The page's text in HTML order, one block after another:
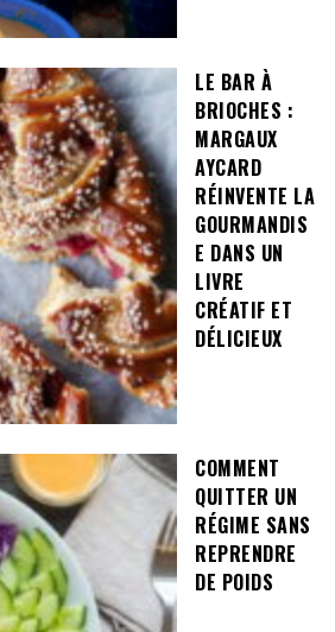
LE BAR À
BRIOCHES :
MARGAUX
AYCARD
RÉINVENTE LA
GOURMANDIS
E DANS UN
LIVRE
CRÉATIF ET
DÉLICIEUX
COMMENT
QUITTER UN
RÉGIME SANS
REPRENDRE
DE POIDS